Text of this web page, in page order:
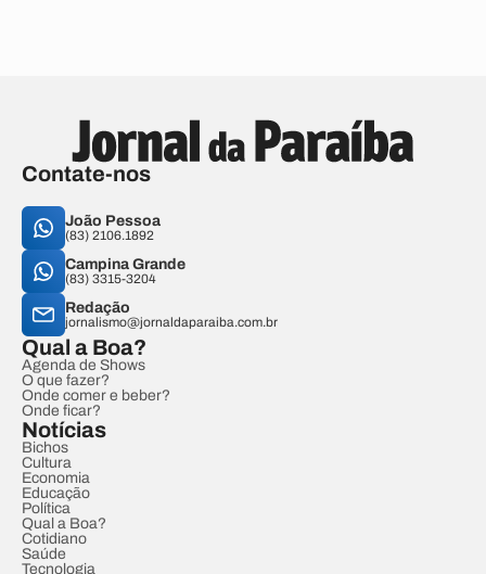
Contate-nos
João Pessoa
(83) 2106.1892
Campina Grande
(83) 3315-3204
Redação
jornalismo@jornaldaparaiba.com.br
Qual a Boa?
Agenda de Shows
O que fazer?
Onde comer e beber?
Onde ficar?
Notícias
Bichos
Cultura
Economia
Educação
Política
Qual a Boa?
Cotidiano
Saúde
Tecnologia